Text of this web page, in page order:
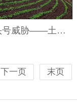
土壤的头号威胁——土壤侵蚀
下一页 末页